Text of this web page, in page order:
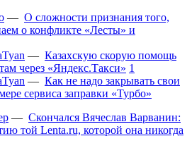
— О сложности признания того,
о конфликте «Лесты» и
— Казахскую скорую помощь
через «Яндекс.Такси» 1
— Как не надо закрывать свои
сервиса заправки «Турбо»
— Скончался Вячеслав Варванин:
той Lenta.ru, которой она никогда